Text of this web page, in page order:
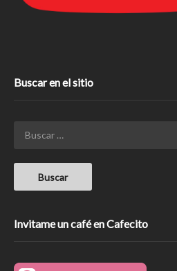
Buscar en el sitio
Invitame un café en Cafecito